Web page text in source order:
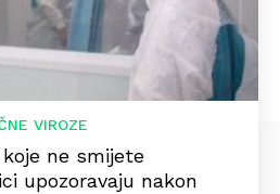
VIROZE
ne smijete
upozoravaju nakon